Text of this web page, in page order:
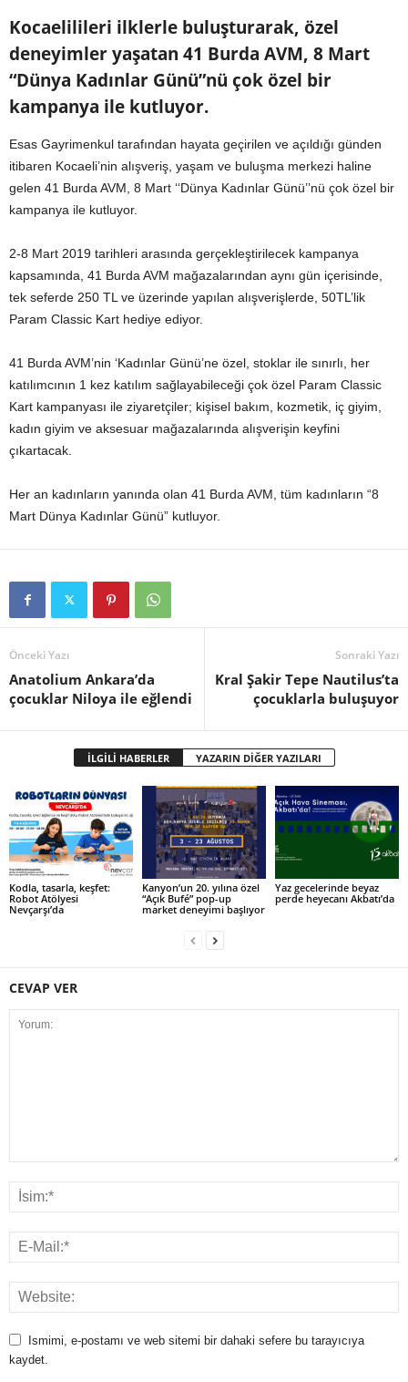
Kocaelilileri ilklerle buluşturarak, özel
deneyimler yaşatan 41 Burda AVM, 8 Mart
“Dünya Kadınlar Günü”nü çok özel bir
kampanya ile kutluyor.
Esas Gayrimenkul tarafından hayata geçirilen ve açıldığı günden
itibaren Kocaeli’nin alışveriş, yaşam ve buluşma merkezi haline
gelen 41 Burda AVM, 8 Mart ‘‘Dünya Kadınlar Günü’’nü çok özel bir
kampanya ile kutluyor.
2-8 Mart 2019 tarihleri arasında gerçekleştirilecek kampanya
kapsamında, 41 Burda AVM mağazalarından aynı gün içerisinde,
tek seferde 250 TL ve üzerinde yapılan alışverişlerde, 50TL’lik
Param Classic Kart hediye ediyor.
41 Burda AVM’nin ‘Kadınlar Günü’ne özel, stoklar ile sınırlı, her
katılımcının 1 kez katılım sağlayabileceği çok özel Param Classic
Kart kampanyası ile ziyaretçiler; kişisel bakım, kozmetik, iç giyim,
kadın giyim ve aksesuar mağazalarında alışverişin keyfini
çıkartacak.
Her an kadınların yanında olan 41 Burda AVM, tüm kadınların “8
Mart Dünya Kadınlar Günü” kutluyor.
Önceki Yazı
Anatolium Ankara’da
çocuklar Niloya ile eğlendi
Sonraki Yazı
Kral Şakir Tepe Nautilus’ta
çocuklarla buluşuyor
İLGİLİ HABERLER YAZARIN DİĞER YAZILARI
Kodla, tasarla, keşfet:
Robot Atölyesi
Nevçarşı’da
Kanyon’un 20. yılına özel
“Açık Bufé” pop-up
market deneyimi başlıyor
Yaz gecelerinde beyaz
perde heyecanı Akbatı’da
CEVAP VER
Ismimi, e-postamı ve web sitemi bir dahaki sefere bu tarayıcıya
kaydet.